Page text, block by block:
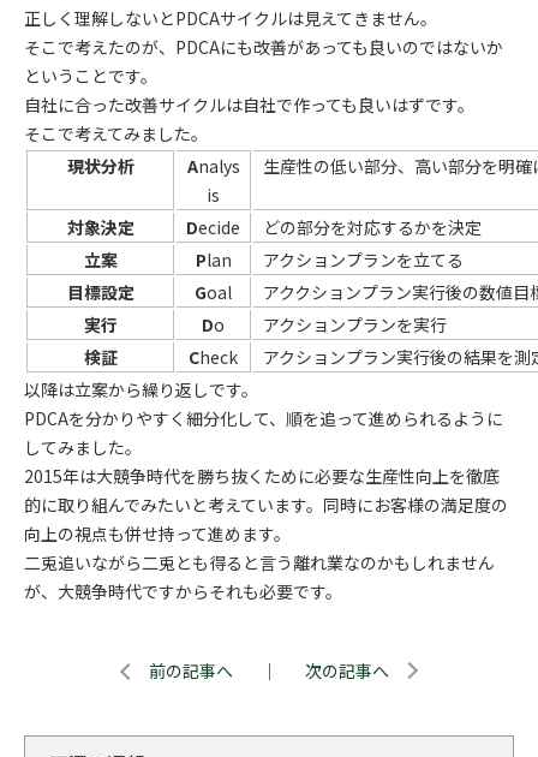
正しく理解しないとPDCAサイクルは見えてきません。
そこで考えたのが、PDCAにも改善があっても良いのではないか
ということです。
自社に合った改善サイクルは自社で作っても良いはずです。
そこで考えてみました。
現状分析
Analys
is
生産性の低い部分、高い部分を明確
対象決定 Decide
どの部分を対応するかを決定
立案
Plan
アクションプランを立てる
目標設定
Goal
アククションプラン実行後の数値目
実行
Do
アクションプランを実行
検証
Check
アクションプラン実行後の結果を測
以降は立案から繰り返しです。
PDCAを分かりやすく細分化して、順を追って進められるように
してみました。
2015年は大競争時代を勝ち抜くために必要な生産性向上を徹底
的に取り組んでみたいと考えています。同時にお客様の満足度の
向上の視点も併せ持って進めます。
二兎追いながら二兎とも得ると言う離れ業なのかもしれません
が、大競争時代ですからそれも必要です。
前の記事へ ｜ 次の記事へ